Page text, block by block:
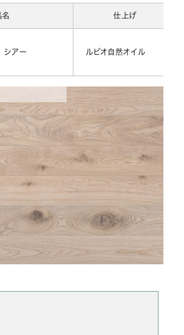
仕上げ
アー ルビオ自然オイル